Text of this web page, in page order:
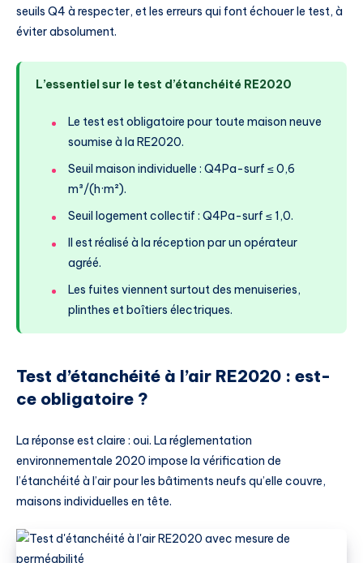
seuils Q4 à respecter, et les erreurs qui font échouer le test, à
éviter absolument.
L’essentiel sur le test d’étanchéité RE2020
Le test est obligatoire pour toute maison neuve
soumise à la RE2020.
Seuil maison individuelle : Q4Pa-surf ≤ 0,6
m³/(h·m²).
Seuil logement collectif : Q4Pa-surf ≤ 1,0.
Il est réalisé à la réception par un opérateur
agréé.
Les fuites viennent surtout des menuiseries,
plinthes et boîtiers électriques.
Test d’étanchéité à l’air RE2020 : est-
ce obligatoire ?
La réponse est claire : oui. La réglementation
environnementale 2020 impose la vérification de
l’étanchéité à l’air pour les bâtiments neufs qu’elle couvre,
maisons individuelles en tête.